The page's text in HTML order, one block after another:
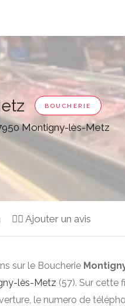
BOUCHERIE
Montigny-lès-Metz
✍🏻 Ajouter un avis
sur le Boucherie
lès-Metz (57). Sur cette
le numero de